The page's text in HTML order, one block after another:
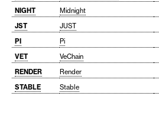
NIGHT
Midnight
JST
JUST
PI
Pi
VET
VeChain
RENDER
Render
STABLE
Stable